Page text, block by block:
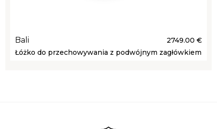
Bali
2749.00 €
Łóżko do przechowywania z podwójnym zagłówkiem